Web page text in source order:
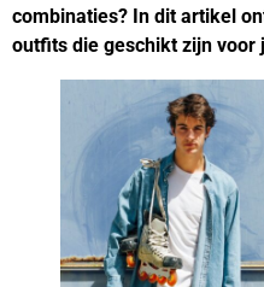
combinaties? In dit artikel
outfits die geschikt zijn voor